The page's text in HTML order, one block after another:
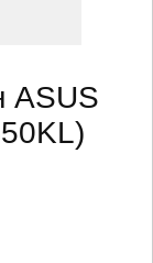
ASUS